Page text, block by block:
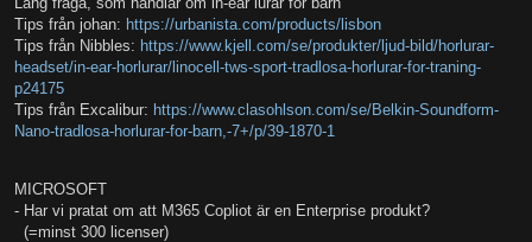
Tips från johan: https://urbanista.com/products/lisbon
Tips från Nibbles: https://www.kjell.com/se/produkter/ljud-bild/horlurar-
headset/in-ear-horlurar/linocell-tws-sport-tradlosa-horlurar-for-traning-
p24175
Tips från Excalibur: https://www.clasohlson.com/se/Belkin-Soundform-
Nano-tradlosa-horlurar-for-barn,-7+/p/39-1870-1
MICROSOFT
- Har vi pratat om att M365 Copliot är en Enterprise produkt?
(=minst 300 licenser)